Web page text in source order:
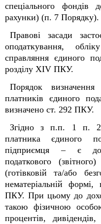
спеціального фондів
рахунки) (п. 7 Порядку).
Правові засади
оподаткування,
справляння єдиного
розділу XIV ПКУ.
Порядок
платників єдиного
визначено ст. 292 ПКУ.
Згідно з п.п. 1 п.
платника єдиного
підприємця – є
податкового
(готівковій та/або
нематеріальній
ПКУ. При цьому до
такою фізичною
процентів,